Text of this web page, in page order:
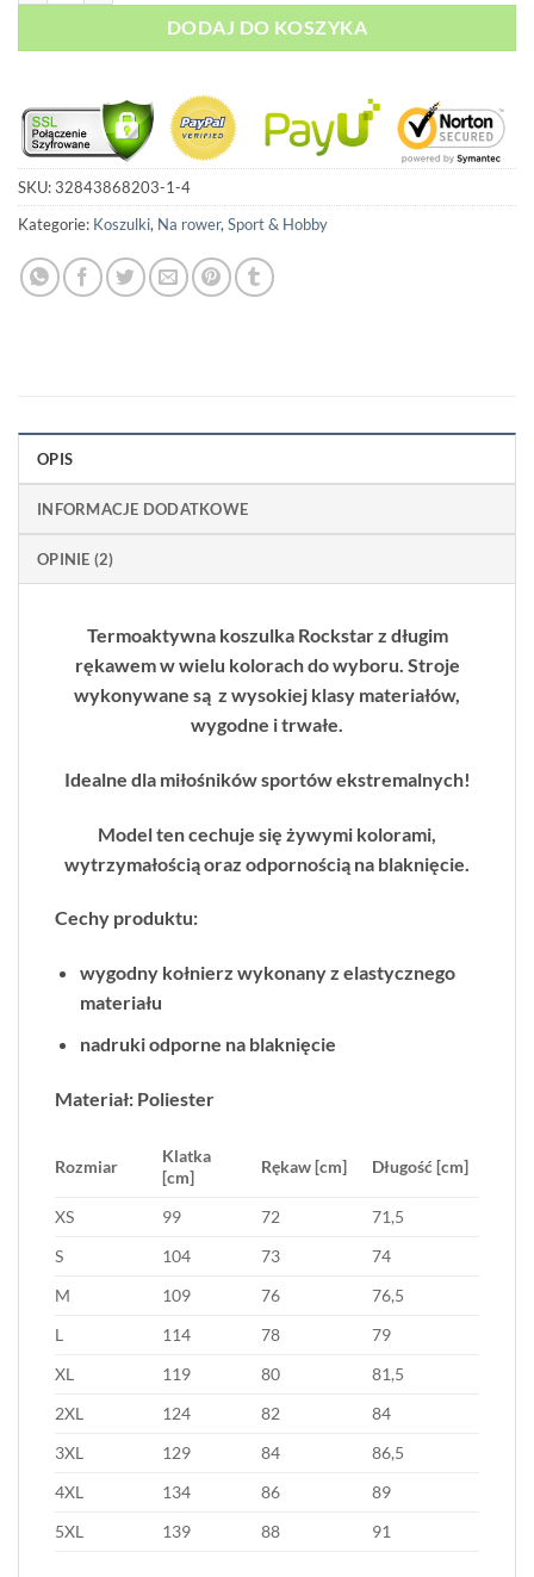
DODAJ DO KOSZYKA
SKU:32843868203-1-4
Kategorie: Koszulki, Na rower, Sport & Hobby
OPIS
INFORMACJE DODATKOWE
OPINIE (2)
Termoaktywna koszulka Rockstar z długim
rękawem w wielu kolorach do wyboru. Stroje
wykonywane są z wysokiej klasy materiałów,
wygodne i trwałe.
Idealne dla miłośników sportów ekstremalnych!
Model ten cechuje się żywymi kolorami,
wytrzymałością oraz odpornością na blaknięcie.
Cechy produktu:
wygodny kołnierz wykonany z elastycznego
materiału
nadruki odporne na blaknięcie
Materiał: Poliester
Rozmiar
Klatka
[cm]
Rękaw [cm] Długość [cm]
XS 99 72
71,5
S
104 73
74
M
109 76
76,5
L
114 78
79
XL
119 80
81,5
2XL
124 82
84
3XL
129 84
86,5
4XL
134 86
89
5XL
139 88 91